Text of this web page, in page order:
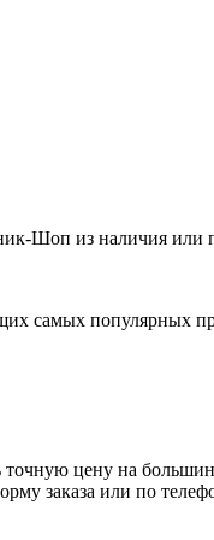
Шоп из наличия или
самых популярных
точную цену на
заказа или по